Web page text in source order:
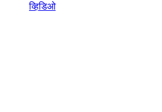
व्हिडिओ